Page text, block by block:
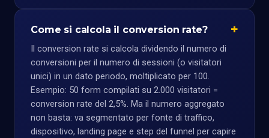
Come si calcola il conversion rate?
Il conversion rate si calcola dividendo il numero di
conversioni per il numero di sessioni (o visitatori
unici) in un dato periodo, moltiplicato per 100.
Esempio: 50 form compilati su 2.000 visitatori =
conversion rate del 2,5%. Ma il numero aggregato
non basta: va segmentato per fonte di traffico,
dispositivo, landing page e step del funnel per capire